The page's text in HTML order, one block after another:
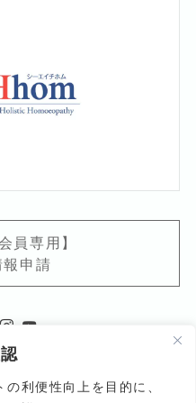
利便性向上を目的に、
員専用】
申請